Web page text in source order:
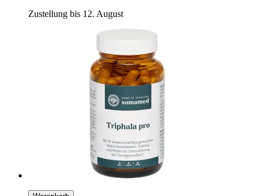
Zustellung bis 12. August